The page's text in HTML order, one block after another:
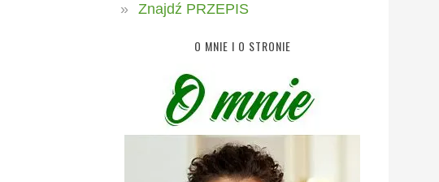
Znajdź PRZEPIS
O MNIE I O STRONIE